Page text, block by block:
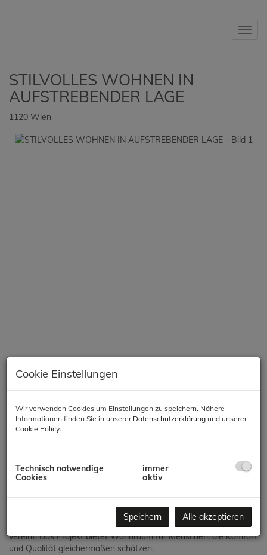
STILVOLLES WOHNEN IN
AUFSTREBENDER LAGE
1120 Wien
Beschreibung
Nachhaltigkeit
In einer der gefragtesten Lagen des 12. Bezirks entsteht ein
hochwertiges Neubauprojekt mit 66 Wohnungen, das modernes
Wohnen, zeitgemäße Architektur und nachhaltige Bauweise
vereint. Das Projekt bietet Wohnraum für Menschen, die Komfort
und Qualität gleichermaßen schätzen.
Cookie Einstellungen
Wir verwenden Cookies um Einstellungen zu speichern. Nähere
Informationen finden Sie in unserer Datenschutzerklärung und unserer
Cookie Policy.
Technisch notwendige
Cookies
immer
aktiv
Speichern Alle akzeptieren